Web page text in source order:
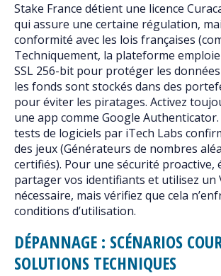
Stake France détient une licence
qui assure une certaine régulation,
conformité avec les lois françaises
Techniquement, la plateforme
SSL 256-bit pour protéger les
les fonds sont stockés dans des
pour éviter les piratages. Activez
une app comme Google Authenticator.
tests de logiciels par iTech Labs
des jeux (Générateurs de nombres
certifiés). Pour une sécurité proactive,
partager vos identifiants et utilisez un
nécessaire, mais vérifiez que cela
conditions d’utilisation.
DÉPANNAGE : SCÉNARIOS
SOLUTIONS TECHNIQUES